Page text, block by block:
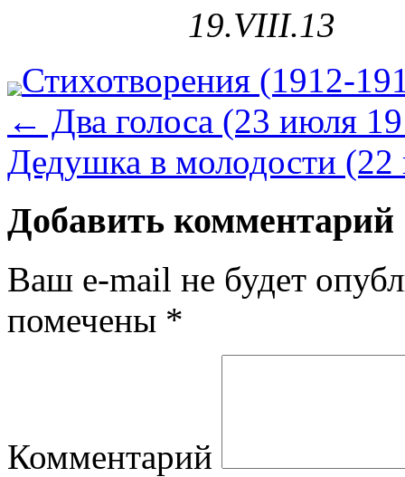
19.VIII.13
Стихотворения (1912-
← Два голоса (23 июля
Дедушка в молодости
Добавить комментарий
Ваш e-mail не будет
помечены *
Комментарий